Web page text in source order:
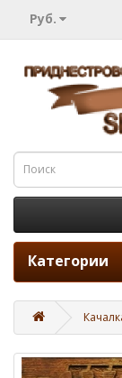
Руб.
Категории